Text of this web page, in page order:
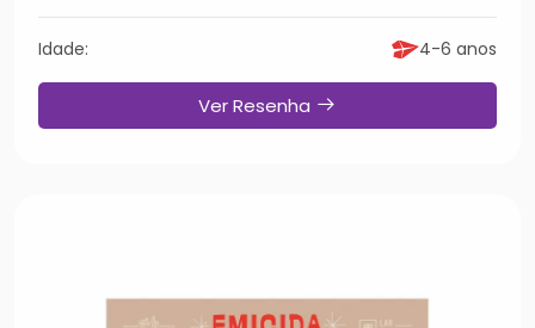
Idade: 4-6 anos
Ver Resenha